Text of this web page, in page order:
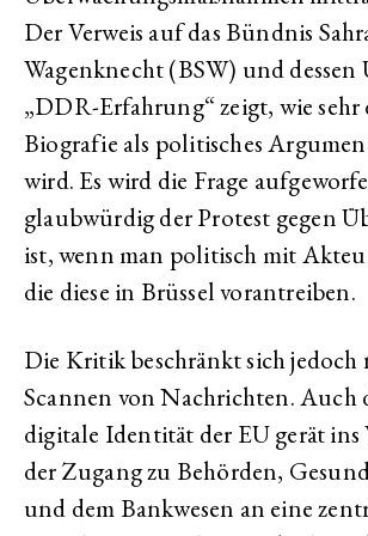
Der Verweis auf das Bündnis
Wagenknecht (BSW) und
„DDR-Erfahrung“ zeigt, wie sehr
Biografie als politisches
wird. Es wird die Frage
glaubwürdig der Protest gegen
ist, wenn man politisch mit
die diese in Brüssel vorantreiben.
Die Kritik beschränkt sich jedoch
Scannen von Nachrichten. Auch
digitale Identität der EU gerät ins
der Zugang zu Behörden,
und dem Bankwesen an eine